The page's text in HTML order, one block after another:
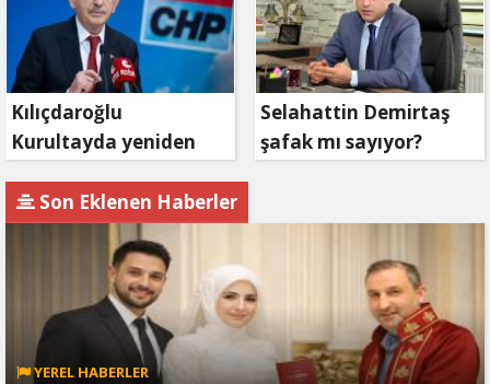
Kılıçdaroğlu
Kurultayda yeniden
Selahattin Demirtaş
şafak mı sayıyor?
Son Eklenen Haberler
YEREL HABERLER